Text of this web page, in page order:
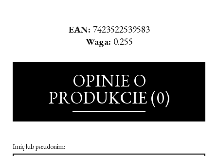
EAN: 7423522539583
Waga: 0.255
OPINIE O
PRODUKCIE (0)
Imię lub pseudonim: